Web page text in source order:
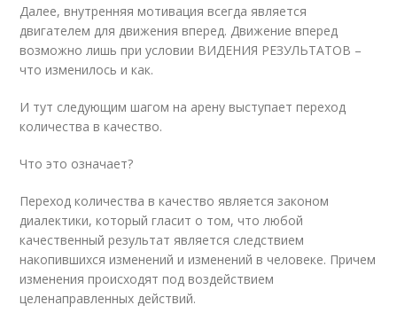
Далее, внутренняя мотивация всегда является
двигателем для движения вперед. Движение вперед
возможно лишь при условии ВИДЕНИЯ РЕЗУЛЬТАТОВ –
что изменилось и как.
И тут следующим шагом на арену выступает переход
количества в качество.
Что это означает?
Переход количества в качество является законом
диалектики, который гласит о том, что любой
качественный результат является следствием
накопившихся изменений и изменений в человеке. Причем
изменения происходят под воздействием
целенаправленных действий.